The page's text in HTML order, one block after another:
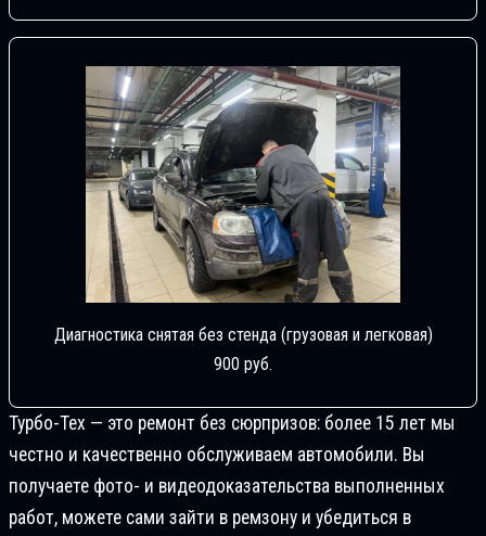
Диагностика снятая без стенда (грузовая и легковая)
900 руб.
Турбо-Тех — это ремонт без сюрпризов: более 15 лет мы
честно и качественно обслуживаем автомобили. Вы
получаете фото- и видеодоказательства выполненных
работ, можете сами зайти в ремзону и убедиться в